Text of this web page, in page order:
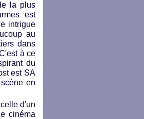
la plus
est
intrigue
au
dans
à ce
du
est SA
en
d'un
cinéma